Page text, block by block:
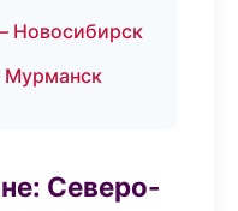
Новосибирск
Северо-